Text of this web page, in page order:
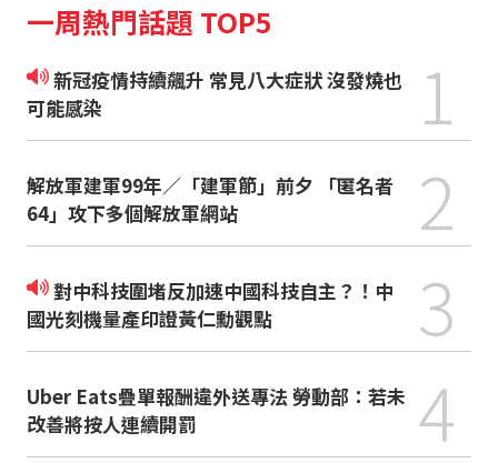
一周熱門話題 TOP5
新冠疫情持續飆升 常見八大症狀 沒發燒也
可能感染
1
解放軍建軍99年／「建軍節」前夕 「匿名者
64」攻下多個解放軍網站
2
對中科技圍堵反加速中國科技自主？！中
國光刻機量產印證黃仁勳觀點
3
Uber Eats疊單報酬違外送專法 勞動部：若未
改善將按人連續開罰
4